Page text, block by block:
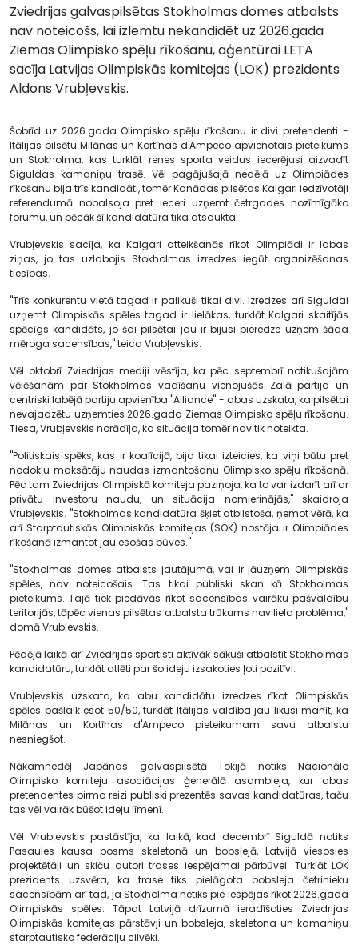
Zviedrijas galvaspilsētas Stokholmas domes atbalsts
nav noteicošs, lai izlemtu nekandidēt uz 2026.gada
Ziemas Olimpisko spēļu rīkošanu, aģentūrai LETA
sacīja Latvijas Olimpiskās komitejas (LOK) prezidents
Aldons Vrubļevskis.
Šobrīd uz 2026.gada Olimpisko spēļu rīkošanu ir divi pretendenti -
Itālijas pilsētu Milānas un Kortīnas d'Ampeco apvienotais pieteikums
un Stokholma, kas turklāt renes sporta veidus iecerējusi aizvadīt
Siguldas kamaniņu trasē. Vēl pagājušajā nedēļā uz Olimpiādes
rīkošanu bija trīs kandidāti, tomēr Kanādas pilsētas Kalgari iedzīvotāji
referendumā nobalsoja pret ieceri uzņemt četrgades nozīmīgāko
forumu, un pēcāk šī kandidatūra tika atsaukta.
Vrubļevskis sacīja, ka Kalgari atteikšanās rīkot Olimpiādi ir labas
ziņas, jo tas uzlabojis Stokholmas izredzes iegūt organizēšanas
tiesības.
"Trīs konkurentu vietā tagad ir palikuši tikai divi. Izredzes arī Siguldai
uzņemt Olimpiskās spēles tagad ir lielākas, turklāt Kalgari skaitījās
spēcīgs kandidāts, jo šai pilsētai jau ir bijusi pieredze uzņem šāda
mēroga sacensības," teica Vrubļevskis.
Vēl oktobrī Zviedrijas mediji vēstīja, ka pēc septembrī notikušajām
vēlēšanām par Stokholmas vadīšanu vienojušās Zaļā partija un
centriski labējā partiju apvienība "Alliance" - abas uzskata, ka pilsētai
nevajadzētu uzņemties 2026.gada Ziemas Olimpisko spēļu rīkošanu.
Tiesa, Vrubļevskis norādīja, ka situācija tomēr nav tik noteikta.
"Politiskais spēks, kas ir koalīcijā, bija tikai izteicies, ka viņi būtu pret
nodokļu maksātāju naudas izmantošanu Olimpisko spēļu rīkošanā.
Pēc tam Zviedrijas Olimpiskā komiteja paziņoja, ka to var izdarīt arī ar
privātu investoru naudu, un situācija nomierinājās," skaidroja
Vrubļevskis. "Stokholmas kandidatūra šķiet atbilstoša, ņemot vērā, ka
arī Starptautiskās Olimpiskās komitejas (SOK) nostāja ir Olimpiādes
rīkošanā izmantot jau esošas būves."
"Stokholmas domes atbalsts jautājumā, vai ir jāuzņem Olimpiskās
spēles, nav noteicošais. Tas tikai publiski skan kā Stokholmas
pieteikums. Tajā tiek piedāvās rīkot sacensības vairāku pašvaldību
teritorijās, tāpēc vienas pilsētas atbalsta trūkums nav liela problēma,"
domā Vrubļevskis.
Pēdējā laikā arī Zviedrijas sportisti aktīvāk sākuši atbalstīt Stokholmas
kandidatūru, turklāt atlēti par šo ideju izsakoties ļoti pozitīvi.
Vrubļevskis uzskata, ka abu kandidātu izredzes rīkot Olimpiskās
spēles pašlaik esot 50/50, turklāt Itālijas valdība jau likusi manīt, ka
Milānas un Kortīnas d'Ampeco pieteikumam savu atbalstu
nesniegšot.
Nākamnedēļ Japānas galvaspilsētā Tokijā notiks Nacionālo
Olimpisko komiteju asociācijas ģenerālā asambleja, kur abas
pretendentes pirmo reizi publiski prezentēs savas kandidatūras, taču
tas vēl vairāk būšot ideju līmenī.
Vēl Vrubļevskis pastāstīja, ka laikā, kad decembrī Siguldā notiks
Pasaules kausa posms skeletonā un bobslejā, Latvijā viesosies
projektētāji un skiču autori trases iespējamai pārbūvei. Turklāt LOK
prezidents uzsvēra, ka trase tiks pielāgota bobsleja četrinieku
sacensībām arī tad, ja Stokholma netiks pie iespējas rīkot 2026.gada
Olimpiskās spēles. Tāpat Latvijā drīzumā ieradīšoties Zviedrijas
Olimpiskās komitejas pārstāvji un bobsleja, skeletona un kamaniņu
starptautisko federāciju cilvēki.